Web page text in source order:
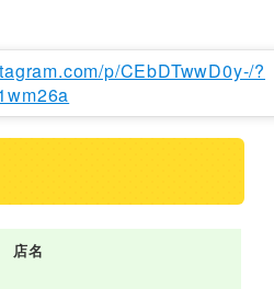
p/CEbDTwwD0y-/?
店名